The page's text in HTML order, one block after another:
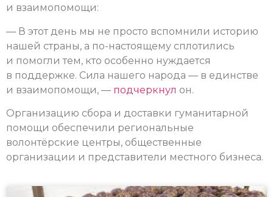
и взаимопомощи:
— В этот день мы не просто вспомнили историю
нашей страны, а по-настоящему сплотились
и помогли тем, кто особенно нуждается
в поддержке. Сила нашего народа — в единстве
и взаимопомощи, — подчеркнул он.
Организацию сбора и доставки гуманитарной
помощи обеспечили региональные
волонтёрские центры, общественные
организации и представители местного бизнеса.